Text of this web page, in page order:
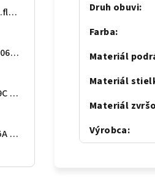
Hipokrat Medical-air-leather-wh.flower
Dámske papuče Natural Style NS068 Béž
Detská obuv D.D.Step G111-61179C Rose gold
Detská obuv D.D.Step G103-61935A Royal Blue
Druh obuvi:
Farba:
Materiál
Materiál
Materiál
Výrobca: